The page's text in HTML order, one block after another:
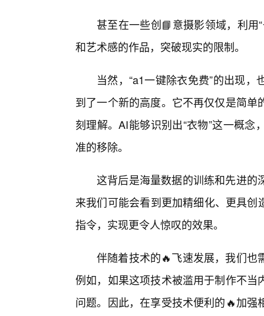
甚至在一些创📘意摄影领域，利用
和艺术感的作品，突破现实的限制。
当然，“a1一键除衣免费”的出现
到了一个新的高度。它不再仅仅是简
刻理解。AI能够识别出“衣物”这一概
准的移除。
这背后是海量数据的训练和先进的
来我们可能会看到更加精细化、更具
指令，实现更令人惊叹的效果。
伴随着技术的🔥飞速发展，我们也
例如，如果这项技术被滥用于制作不
问题。因此，在享受技术便利的🔥加